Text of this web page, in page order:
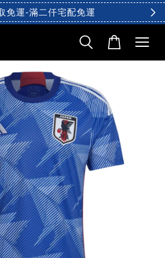
免運-滿二仟宅配免運